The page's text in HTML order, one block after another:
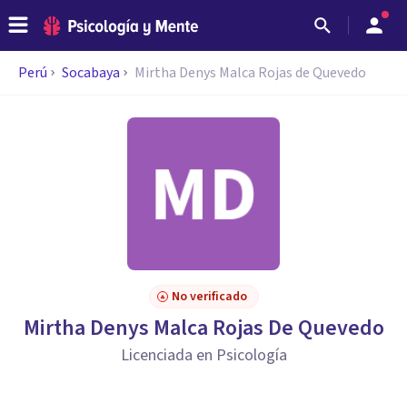
Perú Socabaya Mirtha Denys Malca Rojas de Quevedo
No verificado
Mirtha Denys Malca Rojas De Quevedo
Licenciada en Psicología